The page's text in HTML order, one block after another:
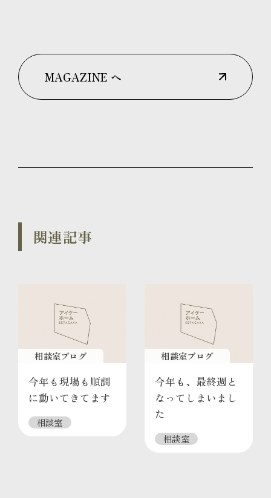
MAGAZINE へ
関連記事
相談室ブログ
今年も現場も順調
に動いてきてます
相談室
相談室ブログ
今年も、最終週と
なってしまいまし
た
相談室